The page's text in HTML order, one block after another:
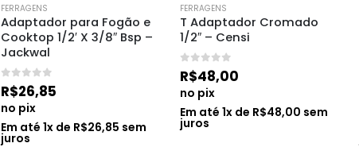
FERRAGENS
Adaptador para Fogão e
Cooktop 1/2′ X 3/8″ Bsp –
Jackwal
de 5
R$26,85
no pix
Em até 1x de R$26,85 sem
juros
FERRAGENS
T Adaptador Cromado
1/2″ – Censi
de 5
R$48,00
no pix
Em até 1x de R$48,00 sem
juros